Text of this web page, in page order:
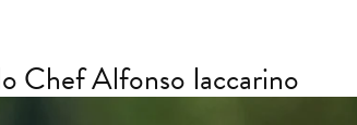
Chef Alfonso Iaccarino